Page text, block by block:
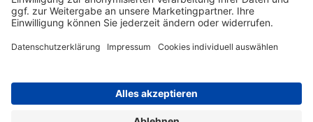
und Toner für alle gängigen Druckermodelle – großer sowie
kleiner Hersteller. Zugleich sind wir Ihr Online Fachhandel für
einrichten, die Werkstatt ausstatten oder den Alltag mit
was Ihren Arbeitsplatz noch komfortabler macht, finden Sie
bei uns auch Bastelspaß, Schulbedarf, Beleuchtung,